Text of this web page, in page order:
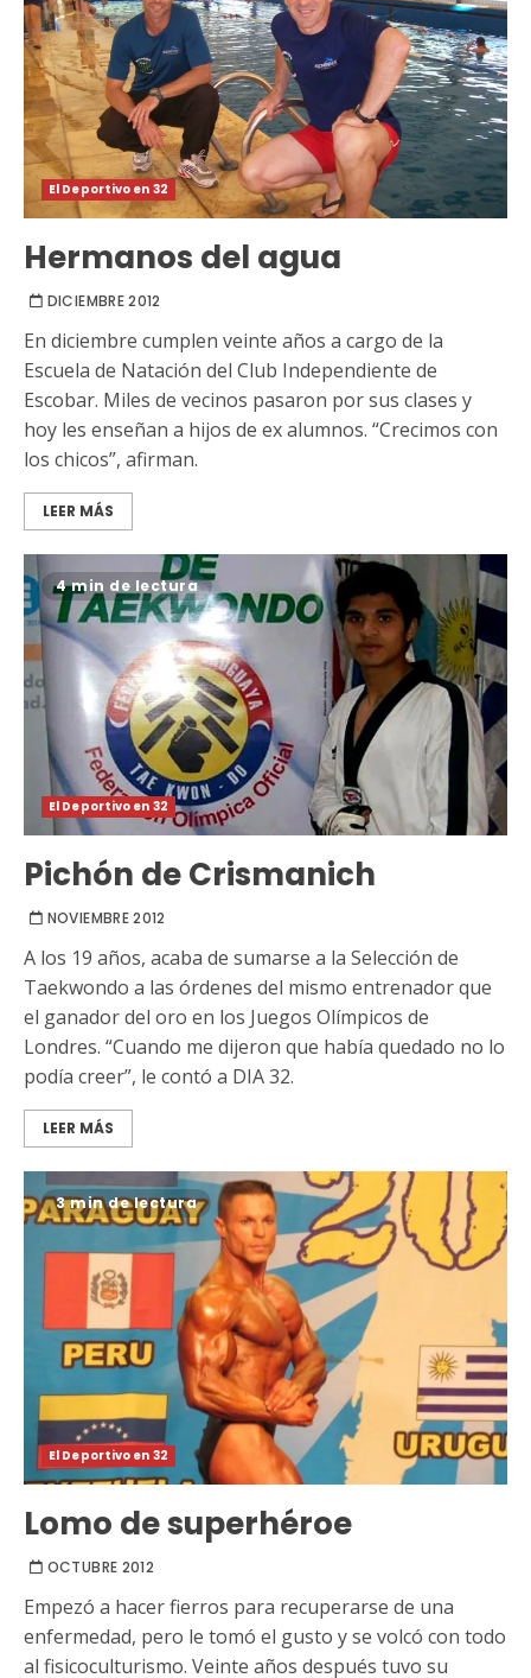
El Deportivo en 32
Hermanos del agua
DICIEMBRE 2012
En diciembre cumplen veinte años a cargo de la
Escuela de Natación del Club Independiente de
Escobar. Miles de vecinos pasaron por sus clases y
hoy les enseñan a hijos de ex alumnos. “Crecimos con
los chicos”, afirman.
LEER MÁS
4 min de lectura
El Deportivo en 32
Pichón de Crismanich
NOVIEMBRE 2012
A los 19 años, acaba de sumarse a la Selección de
Taekwondo a las órdenes del mismo entrenador que
el ganador del oro en los Juegos Olímpicos de
Londres. “Cuando me dijeron que había quedado no lo
podía creer”, le contó a DIA 32.
LEER MÁS
3 min de lectura
El Deportivo en 32
Lomo de superhéroe
OCTUBRE 2012
Empezó a hacer fierros para recuperarse de una
enfermedad, pero le tomó el gusto y se volcó con todo
al fisicoculturismo. Veinte años después tuvo su